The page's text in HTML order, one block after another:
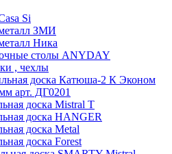
Si
ЗМИ
Ника
столы ANYDAY
, чехлы
доска Катюша-2 К Эконом
арт. ДГ0201
доска Mistral T
доска HANGER
доска Metal
доска Forest